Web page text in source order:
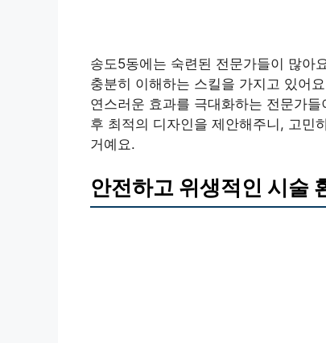
송도5동에는 숙련된 전문가들이 많아
충분히 이해하는 스킬을 가지고 있어
연스러운 효과를 극대화하는 전문가
후 최적의 디자인을 제안해주니, 고민
거예요.
안전하고 위생적인 시술